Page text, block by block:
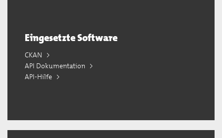
Eingesetzte Software
CKAN
API Dokumentation
API-Hilfe